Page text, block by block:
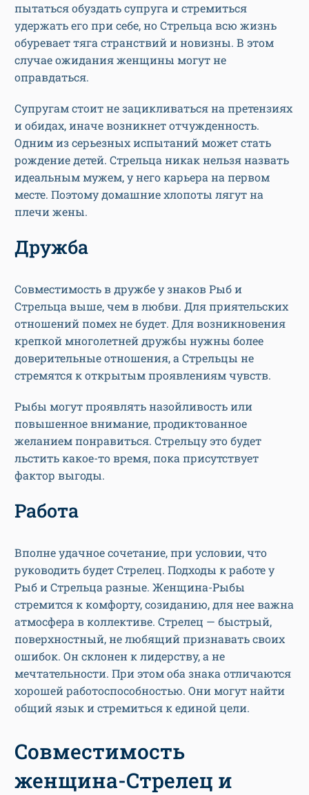
пытаться обуздать супруга и стремиться
удержать его при себе, но Стрельца всю жизнь
обуревает тяга странствий и новизны. В этом
случае ожидания женщины могут не
оправдаться.
Супругам стоит не зацикливаться на претензиях
и обидах, иначе возникнет отчужденность.
Одним из серьезных испытаний может стать
рождение детей. Стрельца никак нельзя назвать
идеальным мужем, у него карьера на первом
месте. Поэтому домашние хлопоты лягут на
плечи жены.
Дружба
Совместимость в дружбе у знаков Рыб и
Стрельца выше, чем в любви. Для приятельских
отношений помех не будет. Для возникновения
крепкой многолетней дружбы нужны более
доверительные отношения, а Стрельцы не
стремятся к открытым проявлениям чувств.
Рыбы могут проявлять назойливость или
повышенное внимание, продиктованное
желанием понравиться. Стрельцу это будет
льстить какое-то время, пока присутствует
фактор выгоды.
Работа
Вполне удачное сочетание, при условии, что
руководить будет Стрелец. Подходы к работе у
Рыб и Стрельца разные. Женщина-Рыбы
стремится к комфорту, созиданию, для нее важна
атмосфера в коллективе. Стрелец — быстрый,
поверхностный, не любящий признавать своих
ошибок. Он склонен к лидерству, а не
мечтательности. При этом оба знака отличаются
хорошей работоспособностью. Они могут найти
общий язык и стремиться к единой цели.
Совместимость
женщина-Стрелец и